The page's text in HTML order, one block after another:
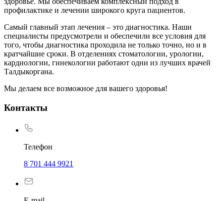
профилактике и лечении широкого круга пациентов.
Самый главный этап лечения – это диагностика. Наши
специалисты предусмотрели и обеспечили все условия для
того, чтобы диагностика проходила не только точно, но и в
кратчайшие сроки. В отделениях стоматологии, урологии,
кардиологии, гинекологии работают одни из лучших врачей
Талдыкоргана.
Мы делаем все возможное для вашего здоровья!
Контакты
Телефон
8 701 444 9921